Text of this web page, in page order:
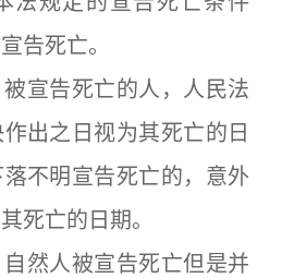
告死亡。
告死亡的人，人民法
出之日视为其死亡的日
不明宣告死亡的，意外
死亡的日期。
人被宣告死亡但是并